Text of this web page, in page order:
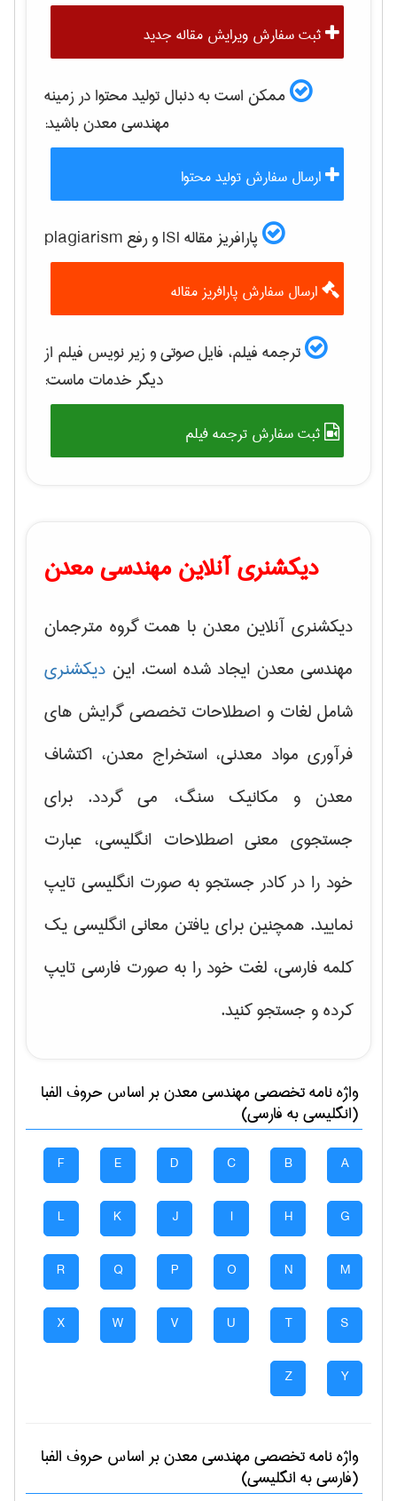
ثبت سفارش ویرایش مقاله جدید
ممکن است به دنبال تولید محتوا در زمینه
مهندسی معدنباشید:
ارسال سفارش تولید محتوا
پارافریز مقاله ISI و رفع plagiarism
ارسال سفارش پارافریز مقاله
ترجمه فیلم، فایل صوتی و زیر نویس فیلم از
دیگر خدمات ماست:
ثبت سفارش ترجمه فیلم
دیکشنری آنلاین مهندسی معدن
دیکشنری آنلاین معدن با همت گروه مترجمان
مهندسی معدن ایجاد شده است. این دیکشنری
شامل لغات و اصطلاحات تخصصی گرایش های
فرآوری مواد معدنی، استخراج معدن، اکتشاف
معدن و مکانیک سنگ، می گردد. برای
جستجوی معنی اصطلاحات انگلیسی، عبارت
خود را در کادر جستجو به صورت انگلیسی تایپ
نمایید. همچنین برای یافتن معانی انگلیسی یک
کلمه فارسی، لغت خود را به صورت فارسی تایپ
کرده و جستجو کنید.
واژه نامه تخصصیمهندسی معدنبر اساس حروف الفبا
(انگلیسی به فارسی)
A
B
C
D
E
F
G
H
I
J
K
L
M
N
O
P
Q
R
S
T
U
V
W
X
Y
Z
واژه نامه تخصصیمهندسی معدنبر اساس حروف الفبا
(فارسی به انگلیسی)